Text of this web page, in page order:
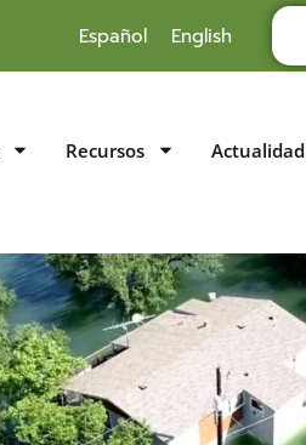
Español English
Recursos Actualidad